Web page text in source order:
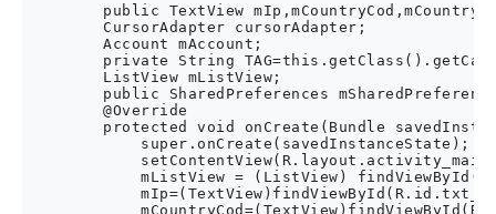
public TextView
        CursorAdapter cursorAdapter;
        Account mAccount;
private String
        ListView mListView;
public SharedPreferences
        @Override
protected void onCreate(Bundle
            super.onCreate(savedInstanceState);
mListView = (ListView)